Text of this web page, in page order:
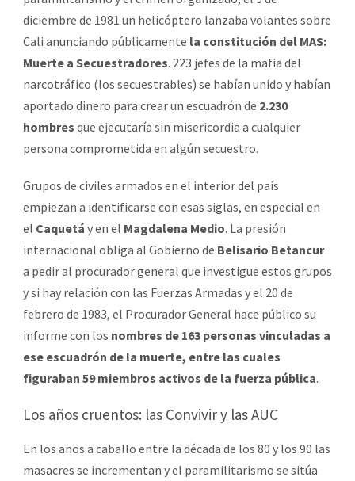
diciembre de 1981 un helicóptero lanzaba volantes sobre
Cali anunciando públicamente la constitución del MAS:
Muerte a Secuestradores. 223 jefes de la mafia del
narcotráfico (los secuestrables) se habían unido y habían
aportado dinero para crear un escuadrón de 2.230
hombres que ejecutaría sin misericordia a cualquier
persona comprometida en algún secuestro.
Grupos de civiles armados en el interior del país
empiezan a identificarse con esas siglas, en especial en
el Caquetá y en el Magdalena Medio. La presión
internacional obliga al Gobierno de Belisario Betancur
a pedir al procurador general que investigue estos grupos
y si hay relación con las Fuerzas Armadas y el 20 de
febrero de 1983, el Procurador General hace público su
informe con los nombres de 163 personas vinculadas a
ese escuadrón de la muerte, entre las cuales
figuraban 59 miembros activos de la fuerza pública.
Los años cruentos: las Convivir y las AUC
En los años a caballo entre la década de los 80 y los 90 las
masacres se incrementan y el paramilitarismo se sitúa